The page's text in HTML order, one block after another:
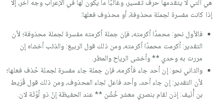
هي التي لا يتقدمها حرف تفسير، وغالبًا ما يكون لها في الإعراب وجه آخر، إلا
إذا كانت مفسرة لجملة محذوفة، أو محذوف فعلها:
فالأول نحو: محمدًا أكرمته، فإن جملة أكرمته مفسرة لجملة محذوفة؛ لأن
التقدير: أكرمت محمدًا أكرمته، ومن ذلك قول الربيع: والذئب أخشاه إن
مررت به وحدي ** وأخشى الرياح والمطر.
والثاني نحو: إن أحد جاء فأكرمه، فإن جملة جاء مفسرة لجملة حُذف فعلها؛
لأن التقدير: إن جاء أحد، وأحد فاعل لجاء المحذوف، ومن ذلك قول قُرَيط
بن أُنَيف: إذن لقام بنصري معشر خُشُن ** عند الحفيظة إنْ ذو لُوْثَة لان.